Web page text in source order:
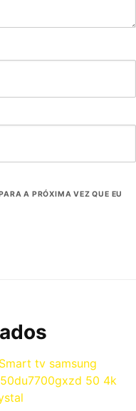
A PRÓXIMA VEZ QUE EU